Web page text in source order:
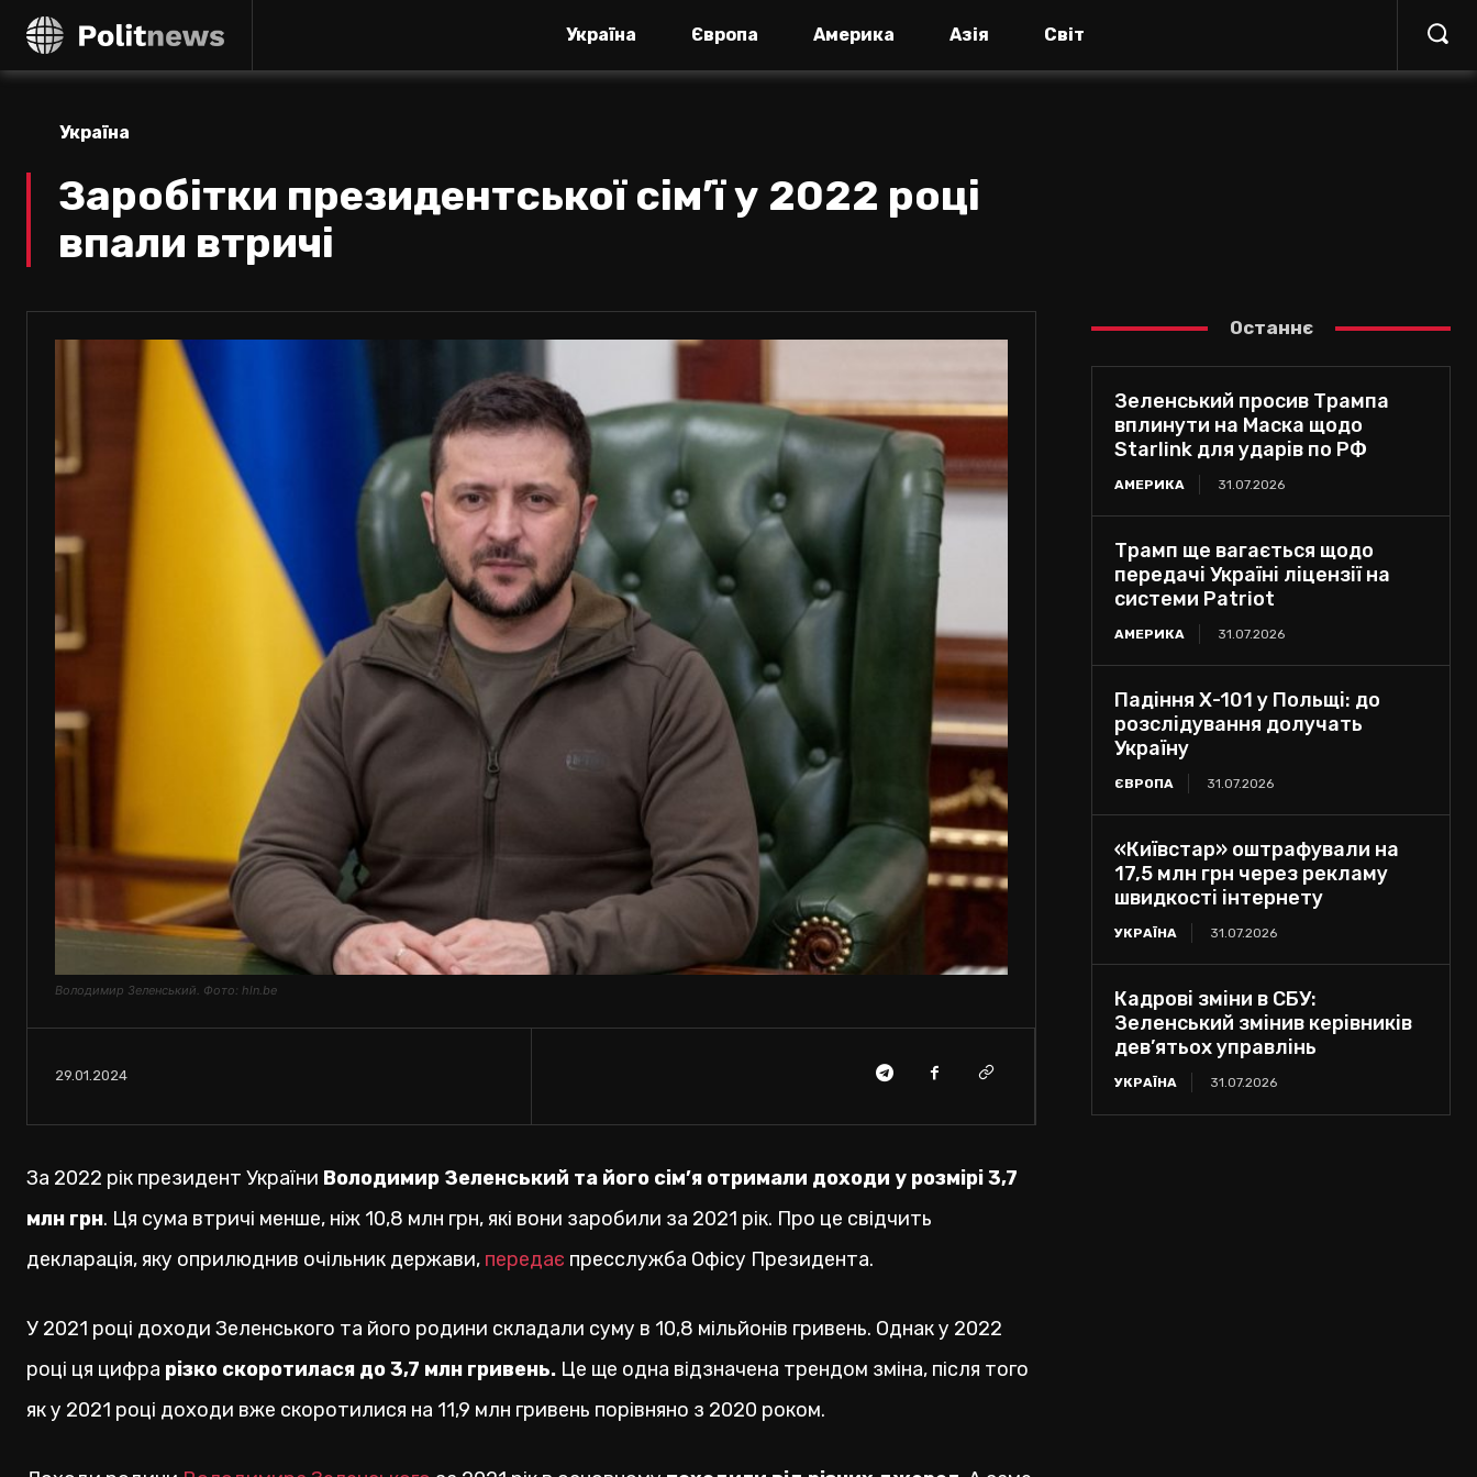
Україна Європа Америка Азія Світ
Україна
Заробітки президентської сім’ї у 2022 році
впали втричі
Володимир Зеленський. Фото: hln.be
29.01.2024
За 2022 рік президент України Володимир Зеленський та його сім’я отримали доходи у розмірі 3,7
млн грн. Ця сума втричі менше, ніж 10,8 млн грн, які вони заробили за 2021 рік. Про це свідчить
декларація, яку оприлюднив очільник держави, передає пресслужба Офісу Президента.
У 2021 році доходи Зеленського та його родини складали суму в 10,8 мільйонів гривень. Однак у 2022
році ця цифра різко скоротилася до 3,7 млн гривень. Це ще одна відзначена трендом зміна, після того
як у 2021 році доходи вже скоротилися на 11,9 млн гривень порівняно з 2020 роком.
Останнє
Зеленський просив Трампа
вплинути на Маска щодо
Starlink для ударів по РФ
АМЕРИКА 31.07.2026
Трамп ще вагається щодо
передачі Україні ліцензії на
системи Patriot
АМЕРИКА 31.07.2026
Падіння Х-101 у Польщі: до
розслідування долучать
Україну
ЄВРОПА 31.07.2026
«Київстар» оштрафували на
17,5 млн грн через рекламу
швидкості інтернету
УКРАЇНА 31.07.2026
Кадрові зміни в СБУ:
Зеленський змінив керівників
дев’ятьох управлінь
УКРАЇНА 31.07.2026